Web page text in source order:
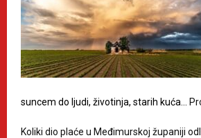
suncem do ljudi, životinja, starih kuća…
Koliki dio plaće u Međimurskoj županiji